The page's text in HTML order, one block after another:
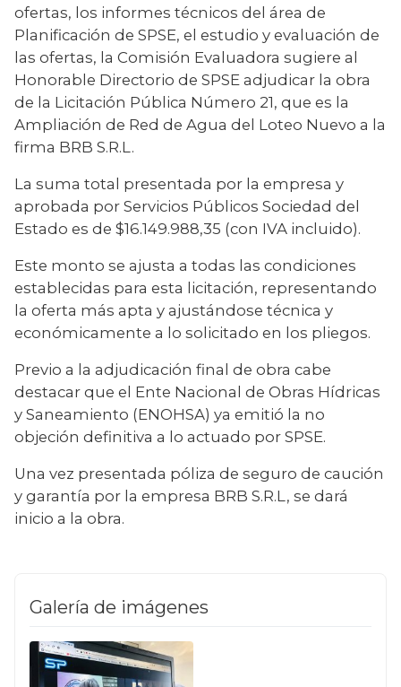
ofertas, los informes técnicos del área de
Planificación de SPSE, el estudio y evaluación de
las ofertas, la Comisión Evaluadora sugiere al
Honorable Directorio de SPSE adjudicar la obra
de la Licitación Pública Número 21, que es la
Ampliación de Red de Agua del Loteo Nuevo a la
firma BRB S.R.L.
La suma total presentada por la empresa y
aprobada por Servicios Públicos Sociedad del
Estado es de $16.149.988,35 (con IVA incluido).
Este monto se ajusta a todas las condiciones
establecidas para esta licitación, representando
la oferta más apta y ajustándose técnica y
económicamente a lo solicitado en los pliegos.
Previo a la adjudicación final de obra cabe
destacar que el Ente Nacional de Obras Hídricas
y Saneamiento (ENOHSA) ya emitió la no
objeción definitiva a lo actuado por SPSE.
Una vez presentada póliza de seguro de caución
y garantía por la empresa BRB S.R.L, se dará
inicio a la obra.
Galería de imágenes